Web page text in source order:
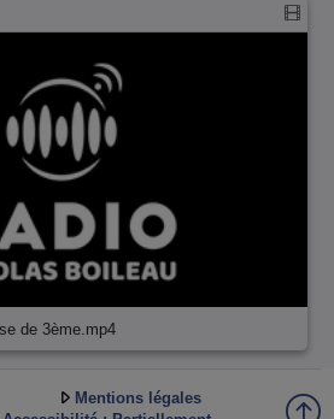
de 3ème.mp4
Mentions légales